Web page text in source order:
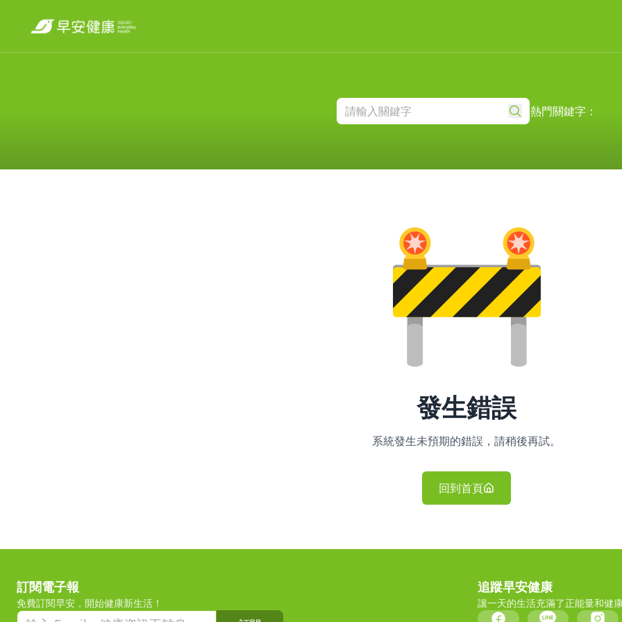
熱門關鍵字：
發生錯誤
系統發生未預期的錯誤，請稍後再試。
回到首頁
訂閱電子報
免費訂閱早安，開始健康新生活！
追蹤早安健康
讓一天的生活充滿了正能量和健